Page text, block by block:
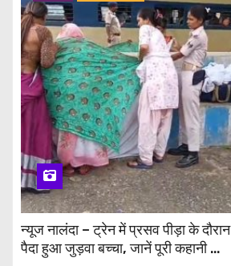
न्यूज नालंदा – ट्रेन में प्रसव पीड़ा के
पैदा हुआ जुड़वा बच्चा, जानें पूरी कहानी …